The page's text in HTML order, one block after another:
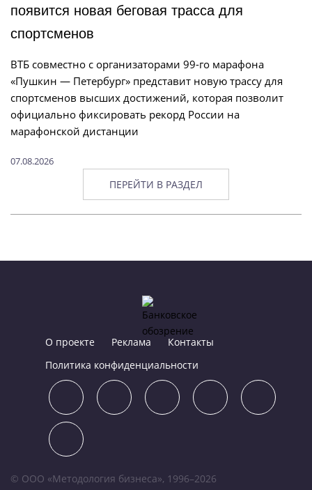
появится новая беговая трасса для
спортсменов
ВТБ совместно с организаторами 99-го марафона
«Пушкин — Петербург» представит новую трассу для
спортсменов высших достижений, которая позволит
официально фиксировать рекорд России на
марафонской дистанции
07.08.2026
ПЕРЕЙТИ В РАЗДЕЛ
О проекте Реклама
Контакты
Политика конфиденциальности
© ООО «Методология бизнеса», 1996–2026